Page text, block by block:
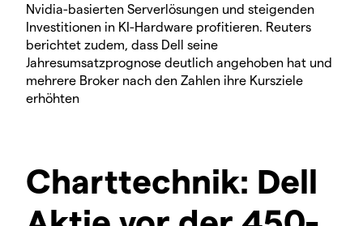
Nvidia-basierten Serverlösungen und steigenden
Investitionen in KI-Hardware profitieren. Reuters
berichtet zudem, dass Dell seine
Jahresumsatzprognose deutlich angehoben hat und
mehrere Broker nach den Zahlen ihre Kursziele
erhöhten
Charttechnik: Dell